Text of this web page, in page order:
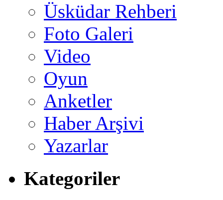
Üsküdar Rehberi
Foto Galeri
Video
Oyun
Anketler
Haber Arşivi
Yazarlar
Kategoriler